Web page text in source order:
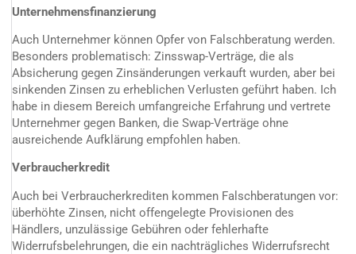
Unternehmensfinanzierung
Auch Unternehmer können Opfer von Falschberatung werden.
Besonders problematisch: Zinsswap-Verträge, die als
Absicherung gegen Zinsänderungen verkauft wurden, aber bei
sinkenden Zinsen zu erheblichen Verlusten geführt haben. Ich
habe in diesem Bereich umfangreiche Erfahrung und vertrete
Unternehmer gegen Banken, die Swap-Verträge ohne
ausreichende Aufklärung empfohlen haben.
Verbraucherkredit
Auch bei Verbraucherkrediten kommen Falschberatungen vor:
überhöhte Zinsen, nicht offengelegte Provisionen des
Händlers, unzulässige Gebühren oder fehlerhafte
Widerrufsbelehrungen, die ein nachträgliches Widerrufsrecht